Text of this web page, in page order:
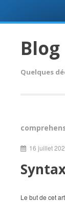
to
content
Blog
Quelques
16 juillet
Le but de cet